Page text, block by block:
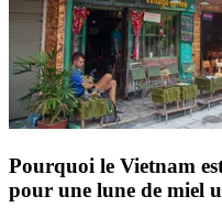
Pourquoi le Vietnam
pour une lune de miel